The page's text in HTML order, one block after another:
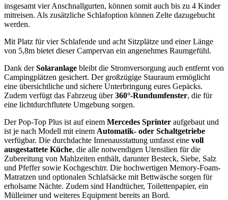
insgesamt vier Anschnallgurten, können somit auch bis zu 4 Kinder
mitreisen. Als zusätzliche Schlafoption können Zelte dazugebucht
werden.
Mit Platz für vier Schlafende und acht Sitzplätze und einer Länge
von 5,8m bietet dieser Campervan ein angenehmes Raumgefühl.
Dank derSolaranlage bleibt die Stromversorgung auch entfernt von
Campingplätzen gesichert. Der großzügige Stauraum ermöglicht
eine übersichtliche und sichere Unterbringung eures Gepäcks.
Zudem verfügt das Fahrzeug über360°-Rundumfenster, die für
eine lichtdurchflutete Umgebung sorgen.
Der Pop-Top Plus ist auf einem Mercedes Sprinter aufgebaut und
ist je nach Modell mit einem Automatik- oder Schaltgetriebe
verfügbar. Die durchdachte Innenausstattung umfasst eine voll
ausgestattete Küche, die alle notwendigen Utensilien für die
Zubereitung von Mahlzeiten enthält, darunter Besteck, Siebe, Salz
und Pfeffer sowie Kochgeschirr. Die hochwertigen Memory-Foam-
Matratzen und optionalen Schlafsäcke mit Bettwäsche sorgen für
erholsame Nächte. Zudem sind Handtücher, Toilettenpapier, ein
Mülleimer und weiteres Equipment bereits an Bord.